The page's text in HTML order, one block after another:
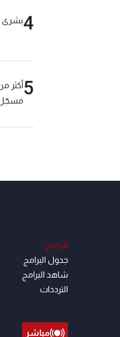
4بشرى
5
البرامج
جدول البرامج
شاهد البرامج
الترددات
مباشر